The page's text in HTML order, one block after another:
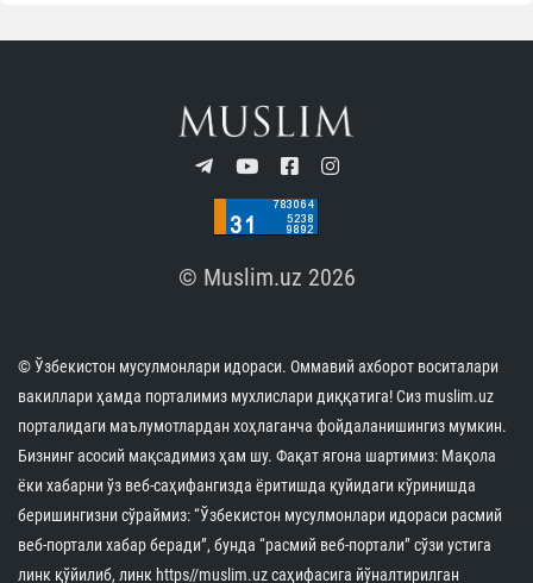
© Muslim.uz 2026
© Ўзбекистон мусулмонлари идораси. Оммавий ахборот воситалари
вакиллари ҳамда порталимиз мухлислари диққатига! Сиз muslim.uz
порталидаги маълумотлардан хоҳлаганча фойдаланишингиз мумкин.
Бизнинг асосий мақсадимиз ҳам шу. Фақат ягона шартимиз: Мақола
ёки хабарни ўз веб-саҳифангизда ёритишда қуйидаги кўринишда
беришингизни сўраймиз: “Ўзбекистон мусулмонлари идораси расмий
веб-портали хабар беради”, бунда “расмий веб-портали” сўзи устига
линк қўйилиб, линк https//muslim.uz саҳифасига йўналтирилган